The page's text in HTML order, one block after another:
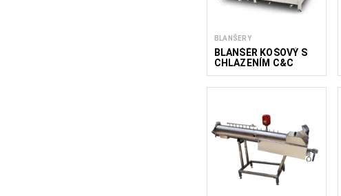
BLANŠERY
BLANŠÉR KOŠOVÝ S
CHLAZENÍM C&C
250/175